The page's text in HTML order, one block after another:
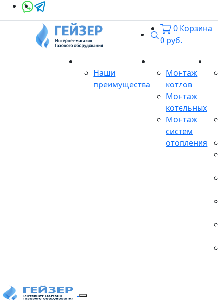
Поиск
0 Корзина
0 руб.
Наши
преимущества
Монтаж
котлов
Монтаж
котельных
Монтаж
систем
отопления